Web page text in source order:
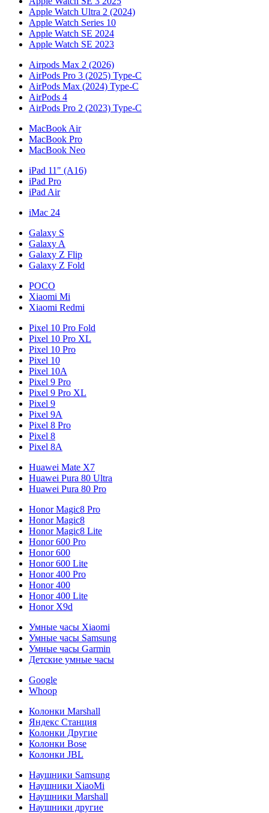
Apple Watch Ultra 2 (2024)
Apple Watch Series 10
Apple Watch SE 2024
Apple Watch SE 2023
Airpods Max 2 (2026)
AirPods Pro 3 (2025) Type-C
AirPods Max (2024) Type-C
AirPods 4
AirPods Pro 2 (2023) Type-C
MacBook Air
MacBook Pro
MacBook Neo
iPad 11" (A16)
iPad Pro
iPad Air
iMac 24
Galaxy S
Galaxy A
Galaxy Z Flip
Galaxy Z Fold
POCO
Xiaomi Mi
Xiaomi Redmi
Pixel 10 Pro Fold
Pixel 10 Pro XL
Pixel 10 Pro
Pixel 10
Pixel 10A
Pixel 9 Pro
Pixel 9 Pro XL
Pixel 9
Pixel 9A
Pixel 8 Pro
Pixel 8
Pixel 8A
Huawei Mate X7
Huawei Pura 80 Ultra
Huawei Pura 80 Pro
Honor Magic8 Pro
Honor Magic8
Honor Magic8 Lite
Honor 600 Pro
Honor 600
Honor 600 Lite
Honor 400 Pro
Honor 400
Honor 400 Lite
Honor X9d
Умные часы Xiaomi
Умные часы Samsung
Умные часы Garmin
Детские умные часы
Google
Whoop
Колонки Marshall
Яндекс Станция
Колонки Другие
Колонки Bose
Колонки JBL
Наушники Samsung
Наушники XiaoMi
Наушники Marshall
Наушники другие